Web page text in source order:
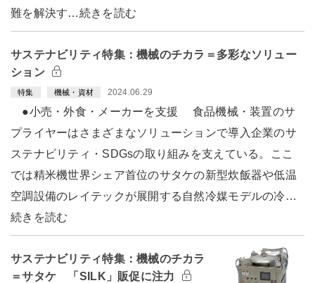
難を解決す…続きを読む
サステナビリティ特集：機械のチカラ＝多彩なソリュー
ション
特集 機械・資材 2024.06.29
●小売・外食・メーカーを支援 食品機械・装置のサ
プライヤーはさまざまなソリューションで導入企業のサ
ステナビリティ・SDGsの取り組みを支えている。ここ
では精米機世界シェア首位のサタケの新型炊飯器や低温
空調設備のレイテックが展開する自然冷媒モデルの冷…
続きを読む
サステナビリティ特集：機械のチカラ
＝サタケ 「SILK」販促に注力